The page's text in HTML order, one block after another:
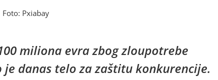
Foto: Pxiabay
miliona evra zbog zloupotrebe
danas telo za zaštitu konkurencije.